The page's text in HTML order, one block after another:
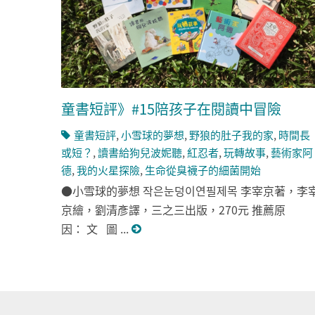
童書短評》#15陪孩子在閱讀中冒險
童書短評,小雪球的夢想, 野狼的肚子我的家, 時間長
或短？ ,讀書給狗兒波妮聽,紅忍者,玩轉故事, 藝術家阿
德,我的火星探險, 生命從臭襪子的細菌開始
●小雪球的夢想 작은눈덩이연필제목 李宰京著，李
京繪，劉清彥譯，三之三出版，270元 推薦原
因： 文 圖 ...